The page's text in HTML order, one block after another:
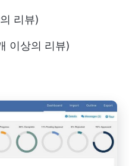
리뷰)
이상의 리뷰)